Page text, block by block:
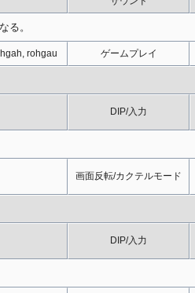
る。
rohgau ゲームプレイ
DIP/入力
画面反転/カクテルモード
DIP/入力